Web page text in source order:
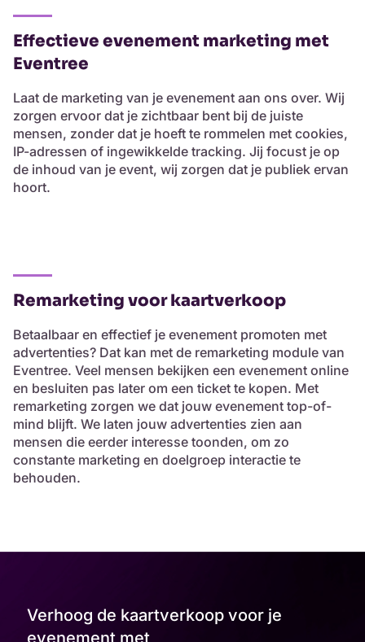
Effectieve evenement marketing met
Eventree
Laat de marketing van je evenement aan ons over. Wij
zorgen ervoor dat je zichtbaar bent bij de juiste
mensen, zonder dat je hoeft te rommelen met cookies,
IP-adressen of ingewikkelde tracking. Jij focust je op
de inhoud van je event, wij zorgen dat je publiek ervan
hoort.
Remarketing voor kaartverkoop
Betaalbaar en effectief je evenement promoten met
advertenties? Dat kan met de remarketing module van
Eventree. Veel mensen bekijken een evenement online
en besluiten pas later om een ticket te kopen. Met
remarketing zorgen we dat jouw evenement top-of-
mind blijft. We laten jouw advertenties zien aan
mensen die eerder interesse toonden, om zo
constante marketing en doelgroep interactie te
behouden.
Verhoog de kaartverkoop voor je